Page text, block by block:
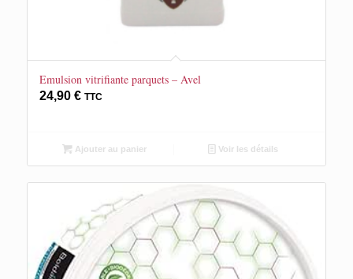
Emulsion vitrifiante parquets – Avel
24,90 € TTC
Ajouter au panier Voir les détails